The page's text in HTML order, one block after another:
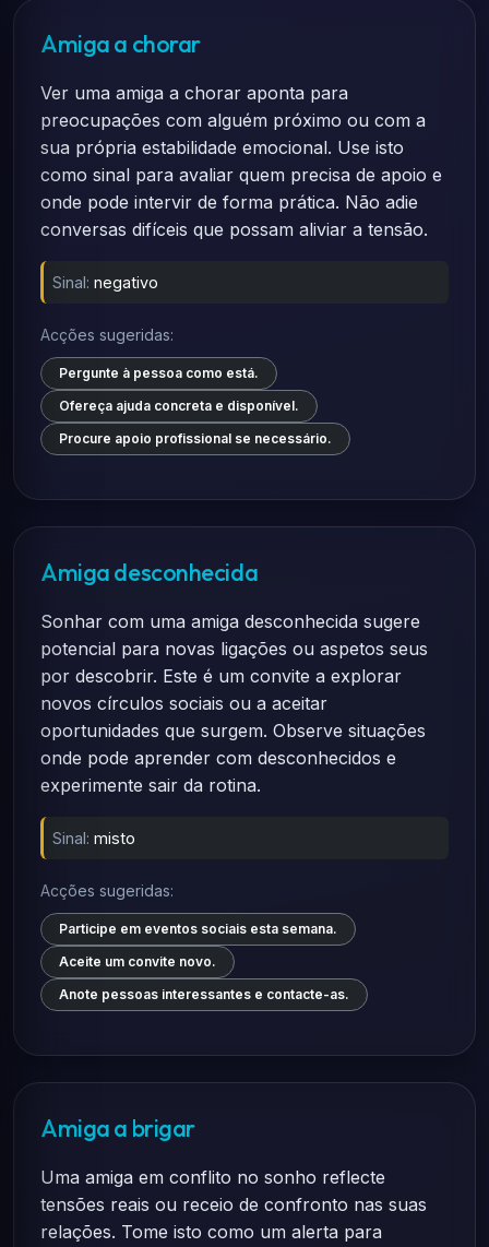
Amiga a chorar
Ver uma amiga a chorar aponta para
preocupações com alguém próximo ou com a
sua própria estabilidade emocional. Use isto
como sinal para avaliar quem precisa de apoio e
onde pode intervir de forma prática. Não adie
conversas difíceis que possam aliviar a tensão.
Sinal: negativo
Acções sugeridas:
Pergunte à pessoa como está.
Ofereça ajuda concreta e disponível.
Procure apoio profissional se necessário.
Amiga desconhecida
Sonhar com uma amiga desconhecida sugere
potencial para novas ligações ou aspetos seus
por descobrir. Este é um convite a explorar
novos círculos sociais ou a aceitar
oportunidades que surgem. Observe situações
onde pode aprender com desconhecidos e
experimente sair da rotina.
Sinal: misto
Acções sugeridas:
Participe em eventos sociais esta semana.
Aceite um convite novo.
Anote pessoas interessantes e contacte-as.
Amiga a brigar
Uma amiga em conflito no sonho reflecte
tensões reais ou receio de confronto nas suas
relações. Tome isto como um alerta para